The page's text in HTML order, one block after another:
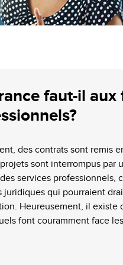
faut-il
des contrats sont remis
sont interrompus par
services professionnels,
juridiques qui pourraient
Heureusement, il existe
font couramment face